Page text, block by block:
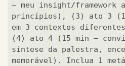
— meu insight/framework
princípios), (3) ato 3
em 3 contextos
(4) ato 4 (15 min —
síntese da palestra,
memorável). Inclua 1